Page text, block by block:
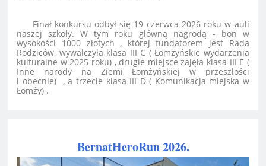
Finał konkursu odbył się 19 czerwca 2026 roku w auli
naszej szkoły. W tym roku główną nagrodą - bon w
wysokości 1000 złotych , której fundatorem jest Rada
Rodziców, wywalczyła klasa III C ( Łomżyńskie wydarzenia
kulturalne w 2025 roku) , drugie miejsce zajęła klasa III E (
Inne narody na Ziemi Łomżyńskiej w przeszłości
i obecnie) , a trzecie klasa III D ( Komunikacja miejska w
Łomży) .
BernatHeroRun 2026.